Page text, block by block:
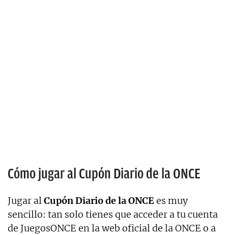
Cómo jugar al Cupón Diario de la ONCE
Jugar alCupón Diario de la ONCEes muy
sencillo: tan solo tienes que acceder a tu cuenta
de JuegosONCE en la web oficial de la ONCE o a